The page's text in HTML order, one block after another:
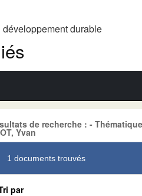
durable
de recherche : -
Yvan
1 documents trouvés
par